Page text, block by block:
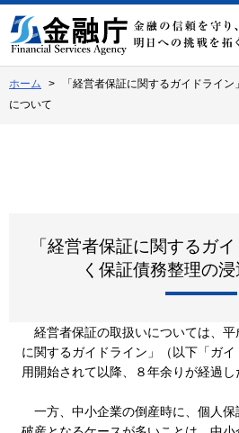
文
へ
動
ホーム
「経営者保証に関するガイドライ
について
「経営者保証に関するガ
く保証債務整理の
経営者保証の取扱いについては、
に関するガイドライン」（以下「ガ
用開始されて以降、８年余りが経過し
一方、中小企業の倒産時に、個人保